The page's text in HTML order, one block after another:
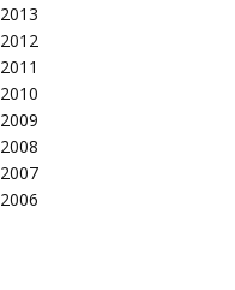
2013
2012
2011
2010
2009
2008
2007
2006